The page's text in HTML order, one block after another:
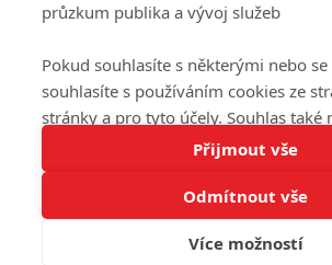
Tato stránka používá soubory cookies.
Rozumím
© 2016 – 2026 FandimeSerialum.cz /
Koncal studio s.r.o., IČO: 03604071, Lýskova
průzkum publika a vývoj služeb
Pokud souhlasíte s některými nebo se
souhlasíte s používáním cookies ze
stránky a pro tyto účely. Souhlas také
odmítnout, ale v takovém případě vám
nebudou k dispozici některé
Vaše volby souhlasu se budou
tuto webovou stránku. Vaše
souhlasu můžete kdykoli změnit na
Přijmout vše
Odmítnout vše
Více možností